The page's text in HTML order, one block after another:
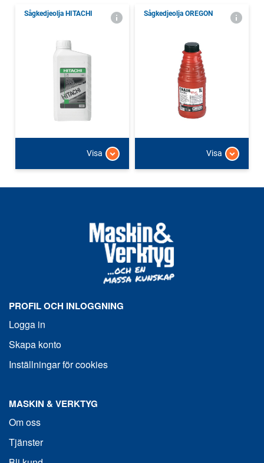
Sågkedjeolja HITACHI
Visa
Sågkedjeolja OREGON
Visa
PROFIL OCH INLOGGNING
Logga in
Skapa konto
Inställningar för cookies
MASKIN & VERKTYG
Om oss
Tjänster